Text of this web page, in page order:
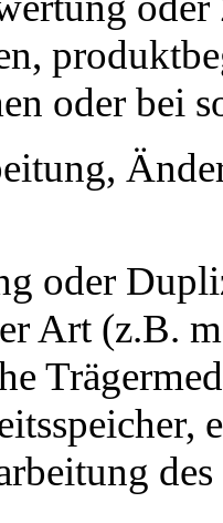
oder bei
oder
Art (z.B.